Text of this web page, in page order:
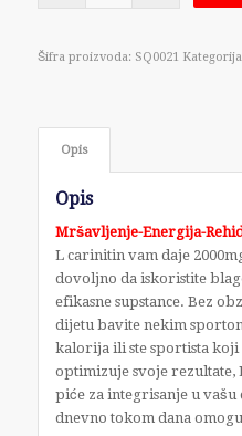
Šifra proizvoda: SQ0021
Opis
Opis
Mršavljenje-Energija-
L carinitin vam daje
dovoljno da iskoristite
efikasne supstance. Bez
dijetu bavite nekim
kalorija ili ste sportista
optimizuje svoje rezultate,
piće za integrisanje u
dnevno tokom dana